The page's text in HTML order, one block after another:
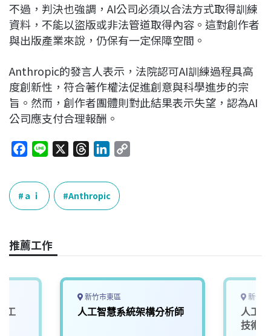
不過，判決也強調，AI公司必須以合法方式取得訓練
資料，不能以盜版或非法管道取得內容。這對創作者
與出版產業來說，仍保有一定保障空間。
Anthropic的發言人表示，法院認可AI訓練過程具高
度創新性，符合著作權法促進創意與科學進步的宗
旨。然而，創作者團體則對此結果表示失望，認為AI
公司應支付合理報酬。
c
e
b
o
k
e
r
e
a
n
k
e
n
k
ａｉ Anthropic
推薦工作
工
新竹市東區
人工智慧系統架構分析師
新竹
人工
技術